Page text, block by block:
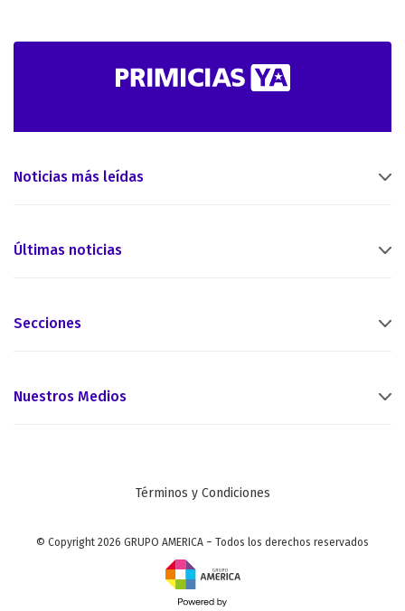
Noticias más leídas
Últimas noticias
Secciones
Nuestros Medios
Términos y Condiciones
© Copyright 2026 GRUPO AMERICA – Todos los derechos reservados